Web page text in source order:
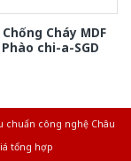
Cháy MDF
Phào chi-a-SGD
công nghệ Châu
tổng hợp